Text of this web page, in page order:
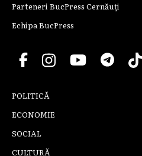
Parteneri BucPress Cernăuți
Echipa BucPress
POLITICĂ
ECONOMIE
SOCIAL
CULTURĂ